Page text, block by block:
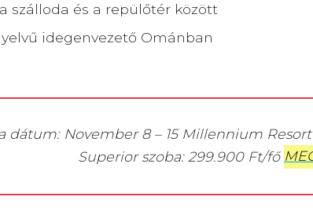
szálloda és a repülőtér között
idegenvezető Ománban
dátum: November 8 – 15 Millennium
Superior szoba: 299.900 Ft/fő